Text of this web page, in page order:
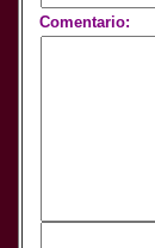
Comentario: